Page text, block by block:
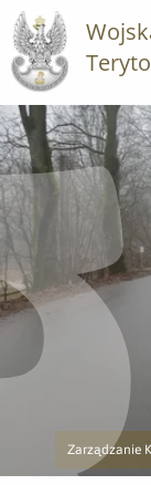
Zarządzanie
Przejście do